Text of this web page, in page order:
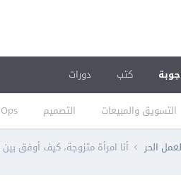
التسويق والمبيعات التصميم
كتب دورات
الحر أنا امرأة متزوجة، كيف أوفق